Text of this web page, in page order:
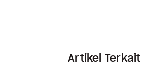
Artikel Terkait